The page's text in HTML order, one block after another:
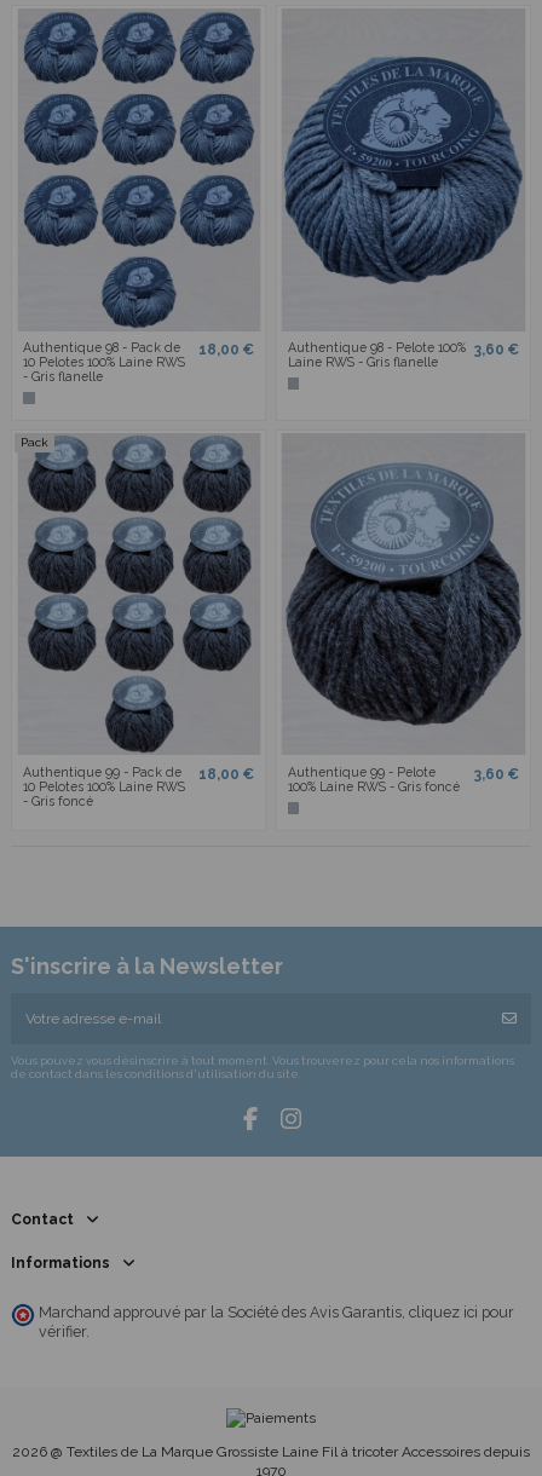
Authentique 98 - Pack de
10 Pelotes 100% Laine RWS
- Gris flanelle
18,00 €
Authentique 98 - Pelote 100%
Laine RWS - Gris flanelle
3,60 €
Pack
Authentique 99 - Pack de
10 Pelotes 100% Laine RWS
- Gris foncé
18,00 €
Authentique 99 - Pelote
100% Laine RWS - Gris foncé
3,60 €
S'inscrire à la Newsletter
Vous pouvez vous désinscrire à tout moment. Vous trouverez pour cela nos informations
de contact dans les conditions d'utilisation du site.
Contact
Informations
Marchand approuvé par la Société des Avis Garantis, cliquez ici pour
vérifier.
2026 @ Textiles de La Marque Grossiste Laine Fil à tricoter Accessoires depuis
1970